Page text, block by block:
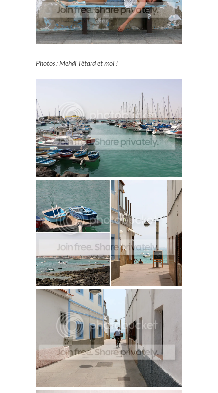
Photos : Mehdi Têtard et moi !